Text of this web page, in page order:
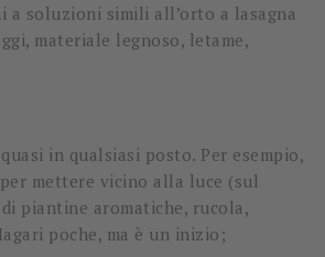
a soluzioni simili all’orto a lasagna
materiale legnoso, letame,
in qualsiasi posto. Per esempio,
mettere vicino alla luce (sul
piantine aromatiche, rucola,
poche, ma è un inizio;